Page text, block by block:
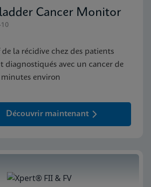
Cancer Monitor
10
la récidive chez des patients
diagnostiqués avec un cancer de
minutes environ
Découvrir maintenant